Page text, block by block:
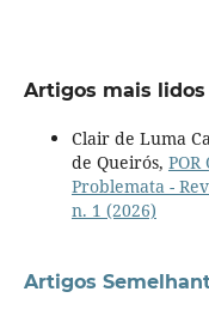
Artigos mais
Clair de Luma
de Queirós, POR
Problemata -
n. 1 (2026)
Artigos